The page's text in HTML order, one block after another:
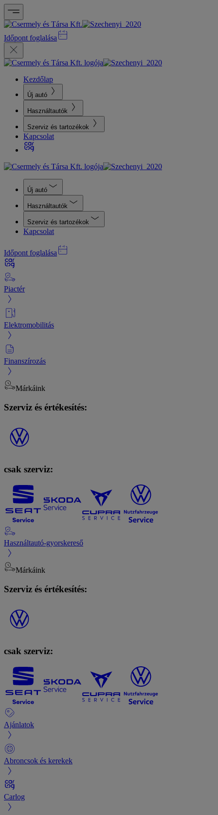
Időpont foglalása
Kezdőlap
Új autó
Használtautók
Szerviz és tartozékok
Kapcsolat
Új autó
Használtautók
Szerviz és tartozékok
Kapcsolat
Időpont foglalása
Piactér
Elektromobilitás
Finanszírozás
Márkáink
Szerviz és értékesítés:
csak szerviz:
Használtautó-gyorskereső
Márkáink
Szerviz és értékesítés:
csak szerviz:
Ajánlatok
Abroncsok és kerekek
Carlog